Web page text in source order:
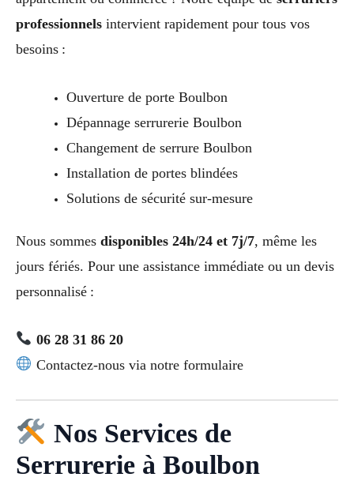
professionnels intervient rapidement pour tous vos
besoins :
Ouverture de porte Boulbon
Dépannage serrurerie Boulbon
Changement de serrure Boulbon
Installation de portes blindées
Solutions de sécurité sur-mesure
Nous sommes disponibles 24h/24 et 7j/7, même les
jours fériés. Pour une assistance immédiate ou un devis
personnalisé :
06 28 31 86 20
Contactez-nous via notre formulaire
Nos Services de
Serrurerie à Boulbon